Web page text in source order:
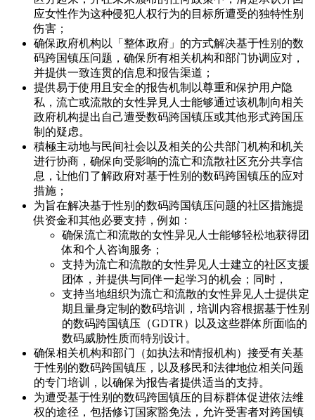
应女性作为这种侵犯人权行为的目标所遭受的独特性别
伤害；
确保政府机构以「整体政府」的方式解决基于性别的数
码跨国镇压问题，确保所有相关机构和部门协调应对，
并提供一致连贯的信息和报告渠道；
提供易于使用且安全的报告机制以尊重和保护用户隐
私，流亡或流散的女性异見人士能够通过该机制向相关
政府机构提出自己遭受数码跨国镇压或其他形式跨国压
制的疑虑。
積極主动地与民间社会以及相关的公共部门机构和机关
进行协商，确保向受影响的流亡和流散社区充分共享信
息，让他们了解政府对基于性别的数码跨国镇压的应对
措施；
为旨在解决基于性别的数码跨国镇压问题的社区措施提
供资金和其他必要支持，例如：
确保流亡和流散的女性异见人士能够轻松地获得团
体和个人咨询服务；
支持为流亡和流散的女性异见人士建立的社区支援
团体，并提供与同伴一起学习的机会；同时，
支持当地组织为流亡和流散的女性异见人士提供定
期且量身定制的数码培训，培训内容根据基于性别
的数码跨国镇压（GDTR）以及这些群体所面临的
数码威胁性质而特别设计。
确保相关机构和部门（如执法和情报机构）接受有关基
于性别的数码跨国镇压，以及移民和法律地位相关问题
的专门培训，以确保为报告者提供适当的支持。
为遭受基于性别的数码跨国镇压的目标群体促进依法维
权的途径，包括修订国家豁免法，允许受害者对跨国镇